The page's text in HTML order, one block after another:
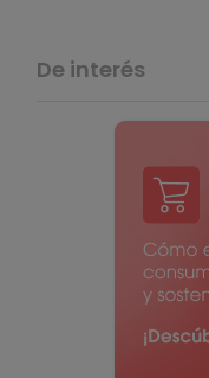
De interés